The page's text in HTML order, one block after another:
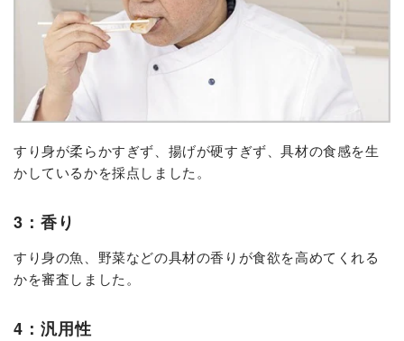
すり身が柔らかすぎず、揚げが硬すぎず、具材の食感を生
かしているかを採点しました。
3：香り
すり身の魚、野菜などの具材の香りが食欲を高めてくれる
かを審査しました。
4：汎用性